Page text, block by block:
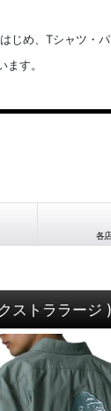
め、Tシャツ・
す。
各
ストララー